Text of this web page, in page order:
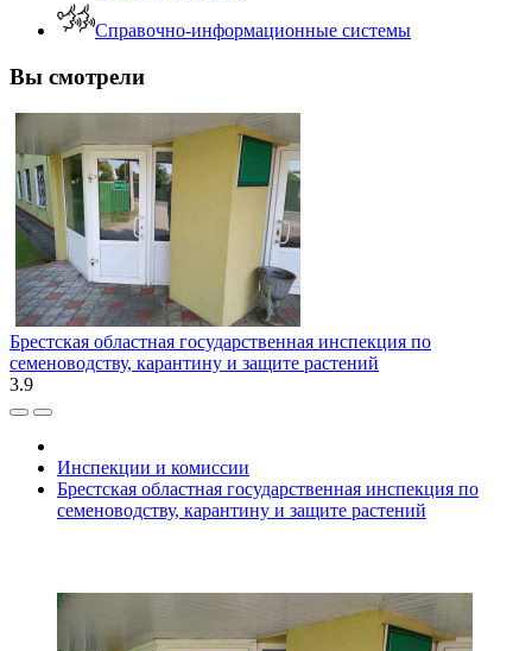
Справочно-информационные системы
Вы смотрели
Брестская областная государственная инспекция по
семеноводству, карантину и защите растений
3.9
Инспекции и комиссии
Брестская областная государственная инспекция по
семеноводству, карантину и защите растений